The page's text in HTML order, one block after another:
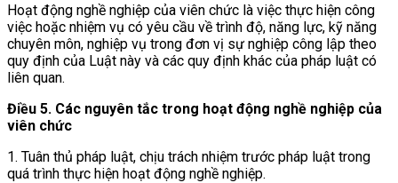
Hoạt động nghề nghiệp của viên chức là việc thực hiện công
việc hoặc nhiệm vụ có yêu cầu về trình độ, năng lực, kỹ năng
chuyên môn, nghiệp vụ trong đơn vị sự nghiệp công lập theo
quy định của Luật này và các quy định khác của pháp luật có
liên quan.
Điều 5. Các nguyên tắc trong hoạt động nghề nghiệp của
viên chức
1. Tuân thủ pháp luật, chịu trách nhiệm trước pháp luật trong
quá trình thực hiện hoạt động nghề nghiệp.